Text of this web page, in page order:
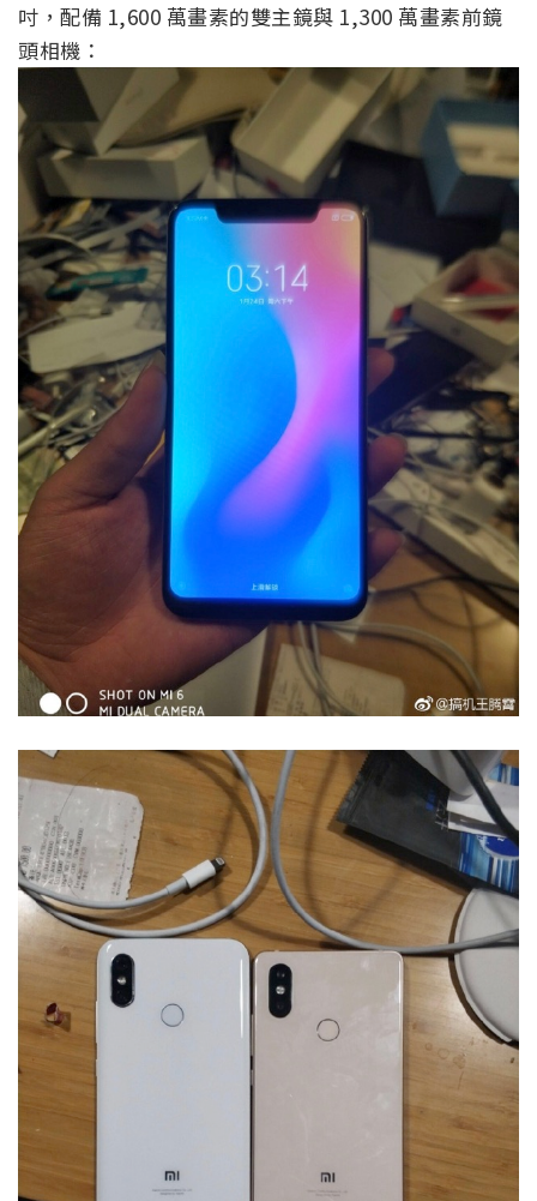
吋，配備 1,600 萬畫素的雙主鏡與 1,300 萬畫素前鏡
頭相機：